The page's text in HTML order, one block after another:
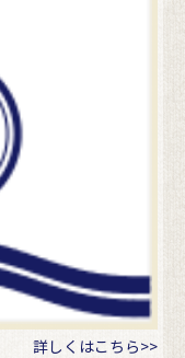
詳しくはこちら>>